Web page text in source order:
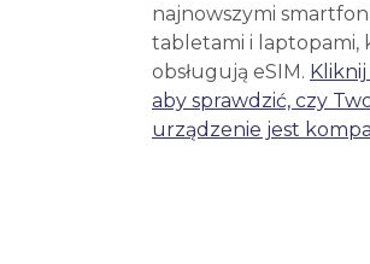
najnowszymi
tabletami i laptopami,
obsługują eSIM.
aby sprawdzić, czy
urządzenie jest